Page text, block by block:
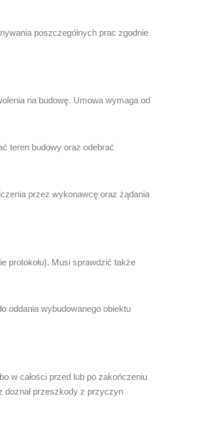
poszczególnych prac zgodnie
na budowę. Umowa wymaga od
teren budowy oraz odebrać
przez wykonawcę oraz żądania
protokołu). Musi sprawdzić także
oddania wybudowanego obiektu
w całości przed lub po zakończeniu
doznał przeszkody z przyczyn